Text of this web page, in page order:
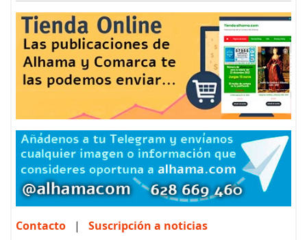
Contacto | Suscripción a noticias